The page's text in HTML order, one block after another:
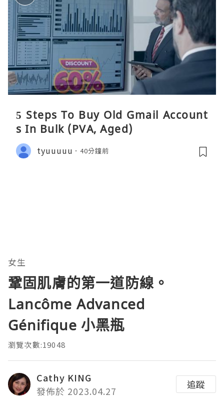
5 Steps To Buy Old Gmail Account
s In Bulk (PVA, Aged)
tyuuuuu 40分鐘前
女生
鞏固肌膚的第一道防線。
Lancôme Advanced
Génifique 小黑瓶
瀏覽次數:19048
Cathy KING
發佈於 2023.04.27
追蹤